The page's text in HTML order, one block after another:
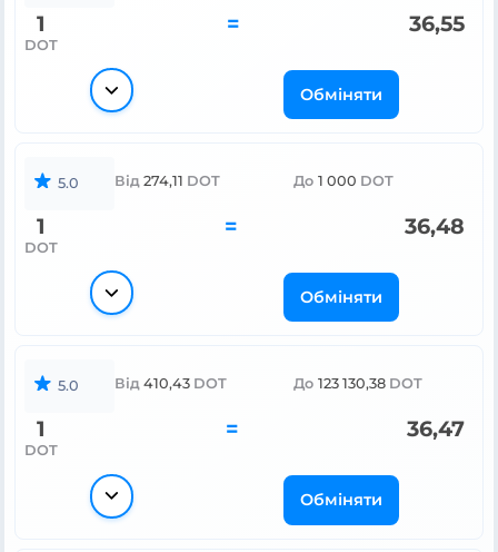
1
DOT
= 36,55
Обміняти
5.0 Від 274,11 DOT До 1 000 DOT
1
DOT
= 36,48
Обміняти
5.0 Від 410,43 DOT До 123 130,38 DOT
1
DOT
= 36,47
Обміняти